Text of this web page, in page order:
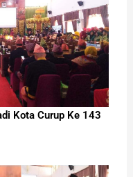
Kota Curup Ke 143